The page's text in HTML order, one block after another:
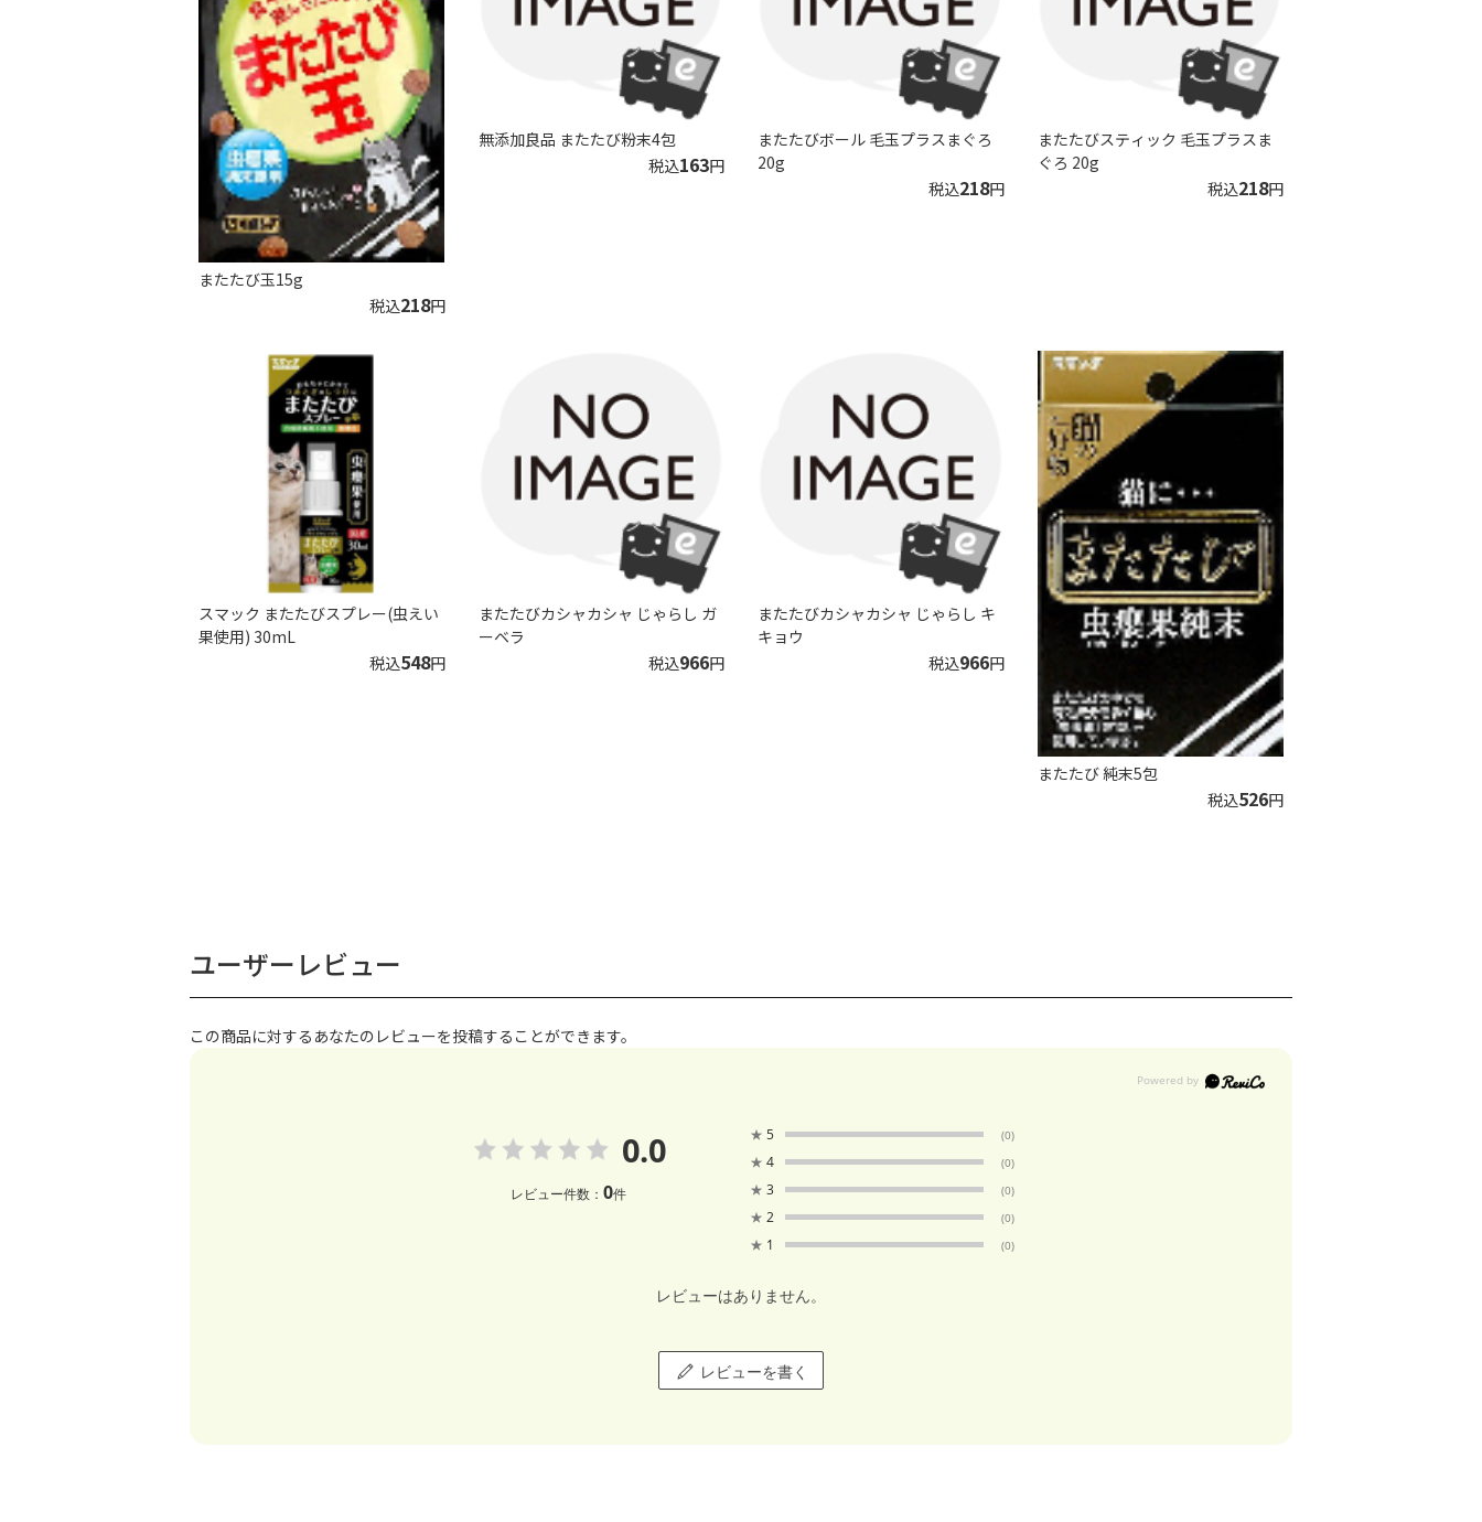
またたび玉15g
税込218円
無添加良品 またたび粉末4包
税込163円
またたびボール 毛玉プラスまぐろ
20g
税込218円
またたびスティック 毛玉プラスま
ぐろ 20g
税込218円
スマック またたびスプレー(虫えい
果使用) 30mL
税込548円
またたびカシャカシャ じゃらし ガ
ーベラ
税込966円
またたびカシャカシャ じゃらし キ
キョウ
税込966円
またたび 純末5包
税込526円
ユーザーレビュー
この商品に対するあなたのレビューを投稿することができます。
0.0
レビュー件数： 0件
★ 5 (0)
★ 4 (0)
★ 3 (0)
★ 2 (0)
★ 1 (0)
レビューはありません。
レビューを書く